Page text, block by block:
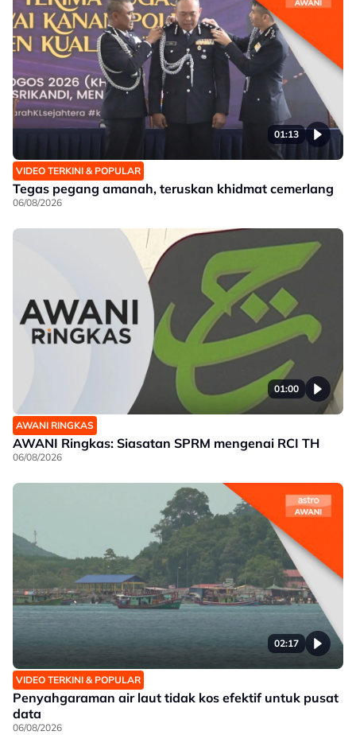
01:13
VIDEO TERKINI & POPULAR
Tegas pegang amanah, teruskan khidmat cemerlang
06/08/2026
01:00
AWANI RINGKAS
AWANI Ringkas: Siasatan SPRM mengenai RCI TH
06/08/2026
02:17
VIDEO TERKINI & POPULAR
Penyahgaraman air laut tidak kos efektif untuk pusat
data
06/08/2026